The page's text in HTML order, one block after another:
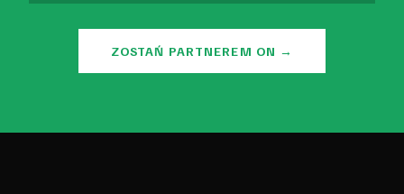
ZOSTAŃ PARTNEREM ON →